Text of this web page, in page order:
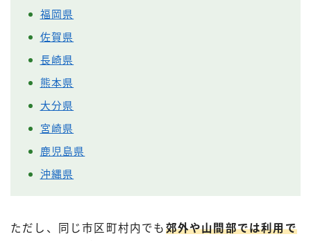
福岡県
佐賀県
長崎県
熊本県
大分県
宮崎県
鹿児島県
沖縄県
ただし、同じ市区町村内でも 郊外や山間部では利用で